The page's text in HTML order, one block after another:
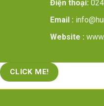
Điện thoại:
Email :
Website :
CLICK ME!